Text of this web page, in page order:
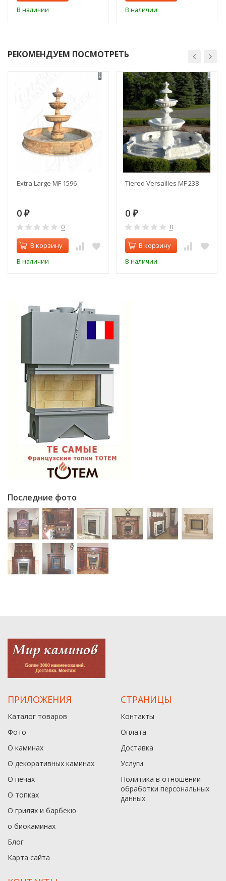
В наличии В наличии
РЕКОМЕНДУЕМ ПОСМОТРЕТЬ
Extra Large MF 1596
0 ₽
0
В корзину
В наличии
Tiered Versailles MF 238
0 ₽
0
В корзину
В наличии
Последние фото
ПРИЛОЖЕНИЯ
Каталог товаров
Фото
О каминах
О декоративных каминах
О печах
О топках
О грилях и барбекю
о биокаминах
Блог
Карта сайта
СТРАНИЦЫ
Контакты
Оплата
Доставка
Услуги
Политика в отношении
обработки персональных
данныx